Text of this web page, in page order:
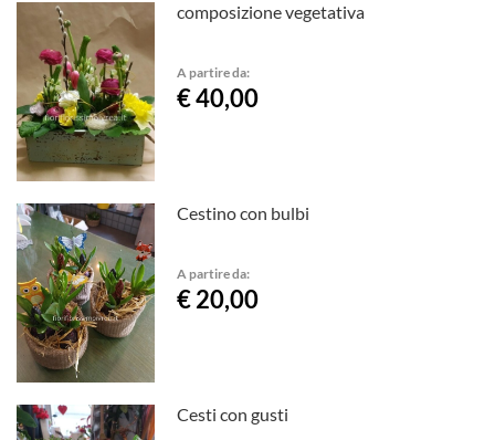
composizione vegetativa
A partire da:
€ 40,00
Cestino con bulbi
A partire da:
€ 20,00
Cesti con gusti